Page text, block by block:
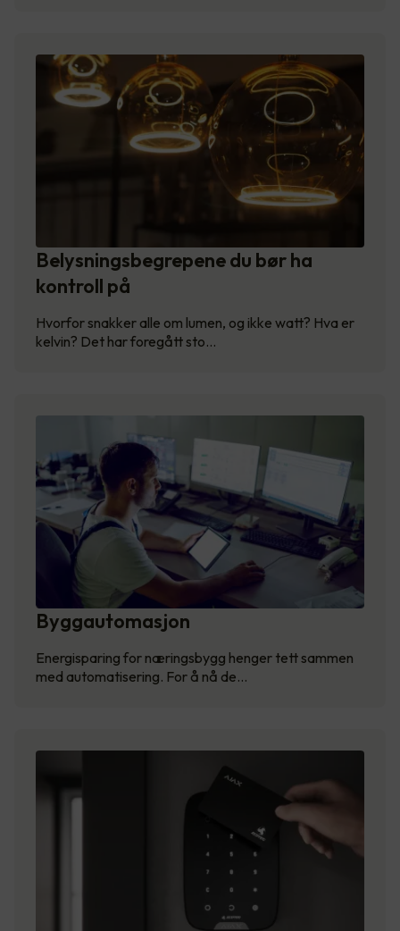
Belysningsbegrepene du bør ha
kontroll på
Hvorfor snakker alle om lumen, og ikke watt? Hva er
kelvin? Det har foregått sto…
Byggautomasjon
Energisparing for næringsbygg henger tett sammen
med automatisering. For å nå de…